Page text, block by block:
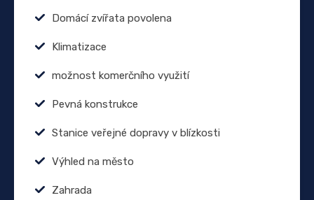
Domácí zvířata povolena
Klimatizace
možnost komerčního využití
Pevná konstrukce
Stanice veřejné dopravy v blízkosti
Výhled na město
Zahrada